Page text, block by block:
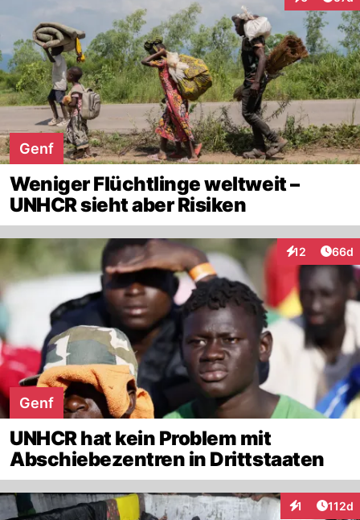
Interaktionen
Genf
Weniger Flüchtlinge weltweit –
UNHCR sieht aber Risiken
12
Interaktionen
66d
Genf
UNHCR hat kein Problem mit
Abschiebezentren in Drittstaaten
1
Interaktionen
112d